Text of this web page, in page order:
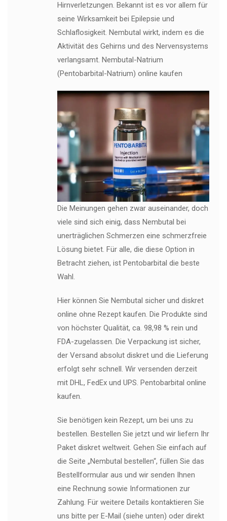
Hirnverletzungen. Bekannt ist es vor allem für
seine Wirksamkeit bei Epilepsie und
Schlaflosigkeit. Nembutal wirkt, indem es die
Aktivität des Gehirns und des Nervensystems
verlangsamt. Nembutal-Natrium
(Pentobarbital-Natrium) online kaufen
Die Meinungen gehen zwar auseinander, doch
viele sind sich einig, dass Nembutal bei
unerträglichen Schmerzen eine schmerzfreie
Lösung bietet. Für alle, die diese Option in
Betracht ziehen, ist Pentobarbital die beste
Wahl.
Hier können Sie Nembutal sicher und diskret
online ohne Rezept kaufen. Die Produkte sind
von höchster Qualität, ca. 98,98 % rein und
FDA-zugelassen. Die Verpackung ist sicher,
der Versand absolut diskret und die Lieferung
erfolgt sehr schnell. Wir versenden derzeit
mit DHL, FedEx und UPS. Pentobarbital online
kaufen.
Sie benötigen kein Rezept, um bei uns zu
bestellen. Bestellen Sie jetzt und wir liefern Ihr
Paket diskret weltweit. Gehen Sie einfach auf
die Seite „Nembutal bestellen“, füllen Sie das
Bestellformular aus und wir senden Ihnen
eine Rechnung sowie Informationen zur
Zahlung. Für weitere Details kontaktieren Sie
uns bitte per E-Mail (siehe unten) oder direkt